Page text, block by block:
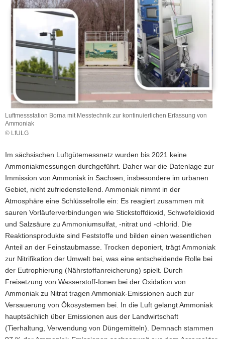
a
v
t
o
n
Luftmessstation Borna mit Messtechnik zur kontinuierlichen Erfassung von
Ammoniak
© LfULG
Borna
Messtechnik
zur
kontinuierlichen
Erfassung
Im sächsischen Luftgütemessnetz wurden bis 2021 keine
Ammoniakmessungen durchgeführt. Daher war die Datenlage zur
Immission von Ammoniak in Sachsen, insbesondere im urbanen
Gebiet, nicht zufriedenstellend. Ammoniak nimmt in der
Atmosphäre eine Schlüsselrolle ein: Es reagiert zusammen mit
sauren Vorläuferverbindungen wie Stickstoffdioxid, Schwefeldioxid
und Salzsäure zu Ammoniumsulfat, -nitrat und -chlorid. Die
Reaktionsprodukte sind Feststoffe und bilden einen wesentlichen
Anteil an der Feinstaubmasse. Trocken deponiert, trägt Ammoniak
zur Nitrifikation der Umwelt bei, was eine entscheidende Rolle bei
der Eutrophierung (Nährstoffanreicherung) spielt. Durch
Freisetzung von Wasserstoff-Ionen bei der Oxidation von
Ammoniak zu Nitrat tragen Ammoniak-Emissionen auch zur
Versauerung von Ökosystemen bei. In die Luft gelangt Ammoniak
hauptsächlich über Emissionen aus der Landwirtschaft
(Tierhaltung, Verwendung von Düngemitteln). Demnach stammen